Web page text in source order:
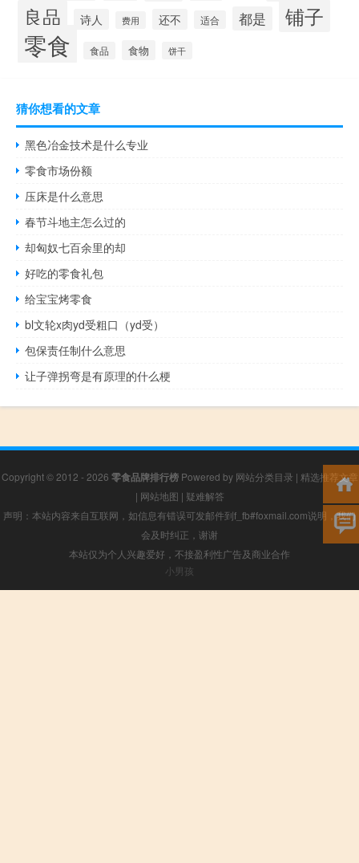
良品 诗人 费用 还不 适合 都是 铺子
零食 食品 食物 饼干
猜你想看的文章
黑色冶金技术是什么专业
零食市场份额
压床是什么意思
春节斗地主怎么过的
却匈奴七百余里的却
好吃的零食礼包
给宝宝烤零食
bl文轮x肉yd受粗口（yd受）
包保责任制什么意思
让子弹拐弯是有原理的什么梗
Copyright © 2012 - 2026 零食品牌排行榜Powered by 网站分类目录 | 精选推荐文章
| 网站地图 | 疑难解答
声明：本站内容来自互联网，如信息有错误可发邮件到f_fb#foxmail.com说明，我们
会及时纠正，谢谢
本站仅为个人兴趣爱好，不接盈利性广告及商业合作
小男孩